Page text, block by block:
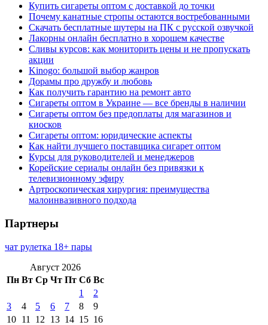
Купить сигареты оптом с доставкой до точки
Почему канатные стропы остаются востребованными
Скачать бесплатные шутеры на ПК с русской озвучкой
Лакорны онлайн бесплатно в хорошем качестве
Сливы курсов: как мониторить цены и не пропускать
акции
Kinogo: большой выбор жанров
Дорамы про дружбу и любовь
Как получить гарантию на ремонт авто
Сигареты оптом в Украине — все бренды в наличии
Сигареты оптом без предоплаты для магазинов и
киосков
Сигареты оптом: юридические аспекты
Как найти лучшего поставщика сигарет оптом
Курсы для руководителей и менеджеров
Корейские сериалы онлайн без привязки к
телевизионному эфиру
Артроскопическая хирургия: преимущества
малоинвазивного подхода
Партнеры
чат рулетка 18+ пары
Август 2026
Пн Вт Ср Чт Пт Сб Вс
1
2
3
4 5 6 7 8
9
10 11 12 13 14 15 16